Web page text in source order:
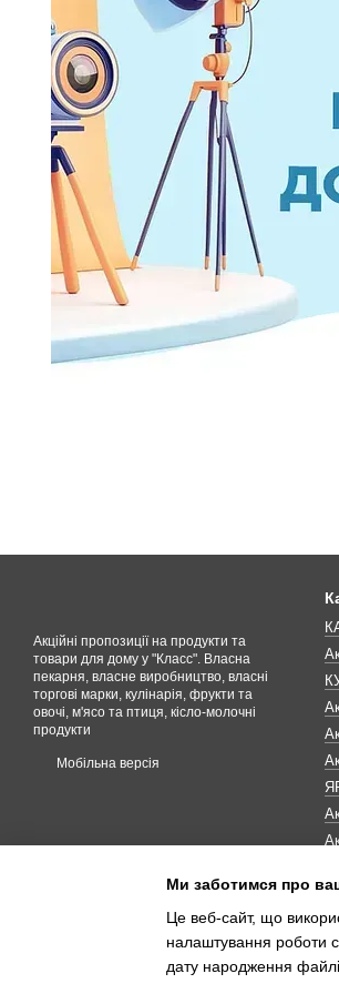
Акційні пропозиції на продукти та
товари для дому у "Класс". Власна
пекарня, власне виробництво, власні
торгові марки, кулінарія, фрукти та
овочі, м'ясо та птиця, кісло-молочні
продукти
Мобільна версія
Ми заботимся про
Це веб-сайт, що
налаштування роботи
дату народження